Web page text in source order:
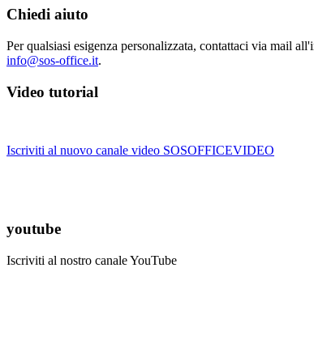
Chiedi aiuto
Per qualsiasi esigenza personalizzata, contattaci via mail
info@sos-office.it.
Video tutorial
Iscriviti al nuovo canale video SOSOFFICEVIDEO
youtube
Iscriviti al nostro canale YouTube